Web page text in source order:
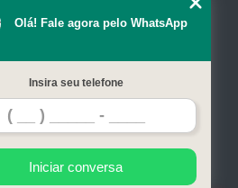
Missão
Serviços
Contato
Mapa do site
Olá! Fale agora pelo WhatsApp
Insira seu telefone
Iniciar conversa